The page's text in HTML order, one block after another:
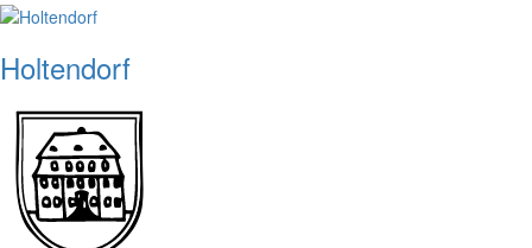
Holtendorf